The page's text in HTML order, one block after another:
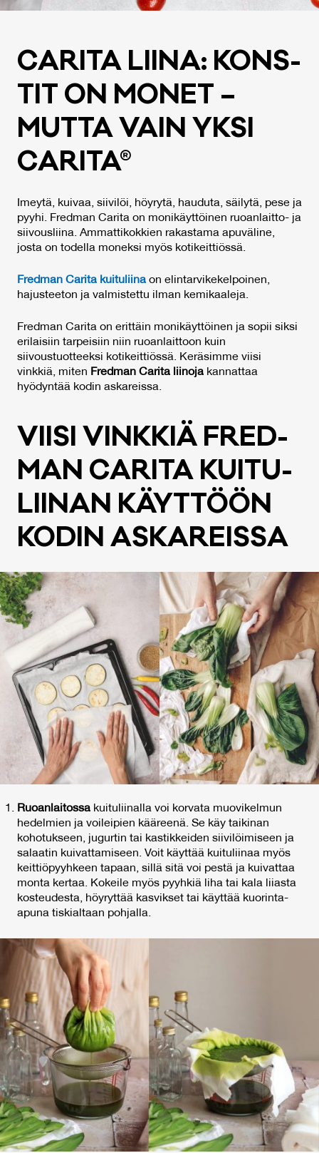
CA­RI­TA LII­NA: KONS­
TIT ON MO­NET –
MUT­TA VAIN YK­SI
CA­RI­TA®
Imeytä, kuivaa, siivilöi, höyrytä, hauduta, säilytä, pese ja
pyyhi. Fredman Carita on monikäyttöinen ruoanlaitto- ja
siivousliina. Ammattikokkien rakastama apuväline,
josta on todella moneksi myös kotikeittiössä.
Fredman Carita kuituliina on elintarvikekelpoinen,
hajusteeton ja valmistettu ilman kemikaaleja.
Fredman Carita on erittäin monikäyttöinen ja sopii siksi
erilaisiin tarpeisiin niin ruoanlaittoon kuin
siivoustuotteeksi kotikeittiössä. Keräsimme viisi
vinkkiä, miten Fredman Carita liinoja kannattaa
hyödyntää kodin askareissa.
VII­SI VINK­KIÄ FRED­
MAN CA­RI­TA KUI­TU­
LII­NAN KÄYT­TÖÖN
KO­DIN AS­KA­REIS­SA
Ruoanlaitossa kuituliinalla voi korvata muovikelmun
hedelmien ja voileipien kääreenä. Se käy taikinan
kohotukseen, jugurtin tai kastikkeiden siivilöimiseen ja
salaatin kuivattamiseen. Voit käyttää kuituliinaa myös
keittiöpyyhkeen tapaan, sillä sitä voi pestä ja kuivattaa
monta kertaa. Kokeile myös pyyhkiä liha tai kala liiasta
kosteudesta, höyryttää kasvikset tai käyttää kuorinta-
apuna tiskialtaan pohjalla.